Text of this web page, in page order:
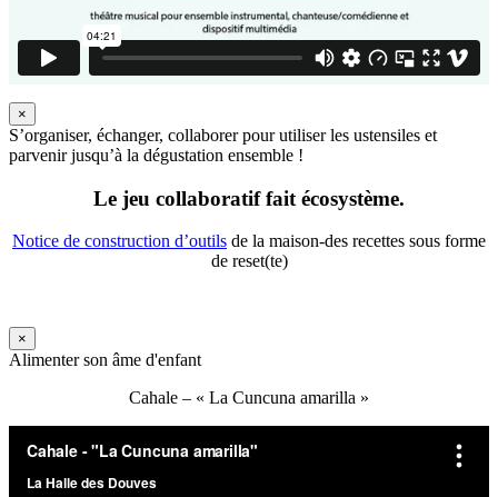
×
S’organiser, échanger, collaborer pour utiliser les ustensiles et
parvenir jusqu’à la dégustation ensemble !
Le jeu collaboratif fait écosystème.
Notice de construction d’outils de la maison-des recettes sous forme
de reset(te)
×
Alimenter son âme d'enfant
Cahale – « La Cuncuna amarilla »